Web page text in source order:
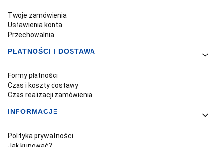
Twoje zamówienia
Ustawienia konta
Przechowalnia
PŁATNOŚCI I DOSTAWA
Formy płatności
Czas i koszty dostawy
Czas realizacji zamówienia
INFORMACJE
Polityka prywatności